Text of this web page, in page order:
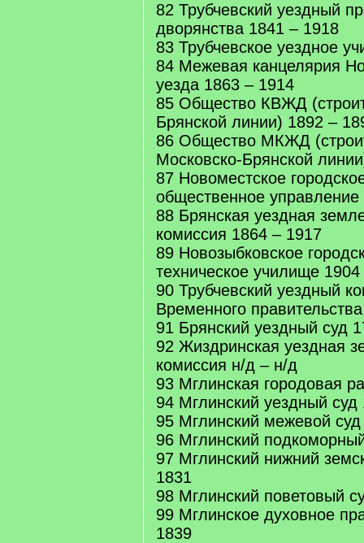
82 Трубчевский уездный
дворянства 1841 – 1918
83 Трубчевское уездное
84 Межевая канцелярия
уезда 1863 – 1914
85 Общество КВЖД
Брянской линии) 1892 –
86 Общество МКЖД
Московско-Брянской
87 Новоместское
общественное
88 Брянская уездная
комиссия 1864 – 1917
89 Новозыбковское
техническое училище
90 Трубчевский уездный
Временного
91 Брянский уездный суд
92 Жиздринская уездная
комиссия н/д – н/д
93 Мглинская городовая
94 Мглинский уездный суд
95 Мглинский межевой
96 Мглинский
97 Мглинский нижний
1831
98 Мглинский поветовый
99 Мглинское духовное
1839